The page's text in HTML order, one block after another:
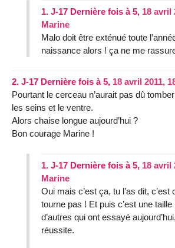
1. J-17 Dernière fois à 5, 18 avril
Marine
Malo doit être exténué toute
naissance alors ! ça ne me
2. J-17 Dernière fois à 5, 18 avril 2011,
Pourtant le cerceau n’aurait pas dû
les seins et le ventre.
Alors chaise longue aujourd’hui ?
Bon courage Marine !
1. J-17 Dernière fois à 5, 18 avril
Marine
Oui mais c’est ça, tu l’as dit,
tourne pas ! Et puis c’est une
d’autres qui ont essayé
réussite.